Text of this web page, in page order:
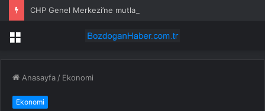
Menü
Anasayfa / Ekonomi
Ekonomi